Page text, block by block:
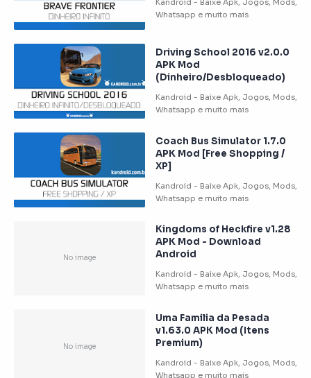
Driving School 2016 v2.0.0
APK Mod
(Dinheiro/Desbloqueado)
Coach Bus Simulator 1.7.0
APK Mod [Free Shopping /
XP]
Kingdoms of Heckfire v1.28
APK Mod - Download
Android
Uma Familia da Pesada
v1.63.0 APK Mod (Itens
Premium)